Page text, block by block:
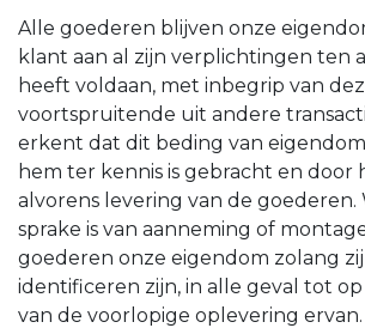
Alle goederen blijven onze
klant aan al zijn verplichtingen ten
heeft voldaan, met inbegrip van
voortspruitende uit andere
erkent dat dit beding van
hem ter kennis is gebracht en door
alvorens levering van de goederen.
sprake is van aanneming of
goederen onze eigendom zolang
identificeren zijn, in alle geval tot
van de voorlopige oplevering